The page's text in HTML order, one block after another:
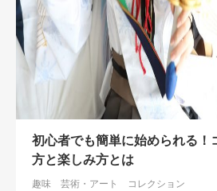
初心者でも簡単に始められる！
方と楽しみ方とは
趣味 芸術・アート コレクション